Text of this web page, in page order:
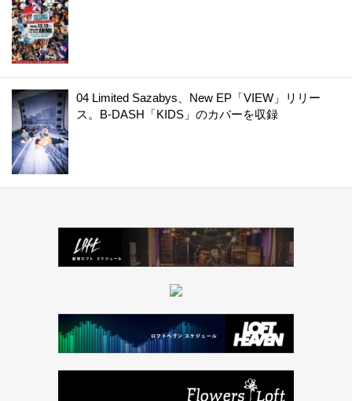
04 Limited Sazabys、New EP「VIEW」リリー
ス。B-DASH「KIDS」のカバーを収録